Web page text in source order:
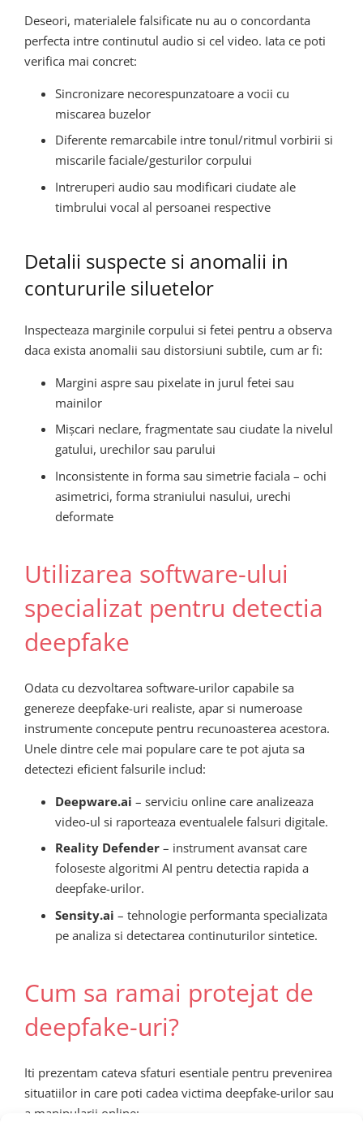
Deseori, materialele falsificate nu au o concordanta
perfecta intre continutul audio si cel video. Iata ce poti
verifica mai concret:
Sincronizare necorespunzatoare a vocii cu
miscarea buzelor
Diferente remarcabile intre tonul/ritmul vorbirii si
miscarile faciale/gesturilor corpului
Intreruperi audio sau modificari ciudate ale
timbrului vocal al persoanei respective
Detalii suspecte si anomalii in
contururile siluetelor
Inspecteaza marginile corpului si fetei pentru a observa
daca exista anomalii sau distorsiuni subtile, cum ar fi:
Margini aspre sau pixelate in jurul fetei sau
mainilor
Mișcari neclare, fragmentate sau ciudate la nivelul
gatului, urechilor sau parului
Inconsistente in forma sau simetrie faciala – ochi
asimetrici, forma straniului nasului, urechi
deformate
Utilizarea software-ului
specializat pentru detectia
deepfake
Odata cu dezvoltarea software-urilor capabile sa
genereze deepfake-uri realiste, apar si numeroase
instrumente concepute pentru recunoasterea acestora.
Unele dintre cele mai populare care te pot ajuta sa
detectezi eficient falsurile includ:
Deepware.ai – serviciu online care analizeaza
video-ul si raporteaza eventualele falsuri digitale.
Reality Defender– instrument avansat care
foloseste algoritmi AI pentru detectia rapida a
deepfake-urilor.
Sensity.ai – tehnologie performanta specializata
pe analiza si detectarea continuturilor sintetice.
Cum sa ramai protejat de
deepfake-uri?
Iti prezentam cateva sfaturi esentiale pentru prevenirea
situatiilor in care poti cadea victima deepfake-urilor sau
a manipularii online: